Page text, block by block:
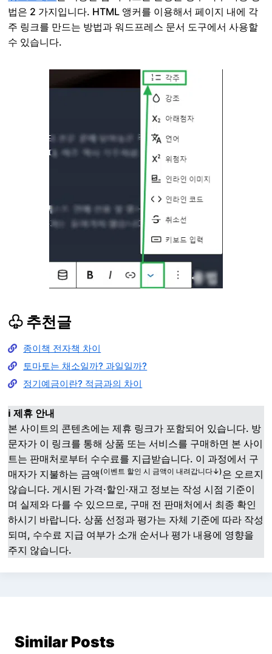
법은 2 가지입니다. HTML 앵커를 이용해서 페이지 내에 각
주 링크를 만드는 방법과 워드프레스 문서 도구에서 사용할
수 있습니다.
♧ 추천글
종이책 전자책 차이
토마토는 채소일까? 과일일까?
정기예금이란? 적금과의 차이
ℹ️ 제휴 안내
본 사이트의 콘텐츠에는 제휴 링크가 포함되어 있습니다. 방
문자가 이 링크를 통해 상품 또는 서비스를 구매하면 본 사이
트는 판매처로부터 수수료를 지급받습니다. 이 과정에서 구
매자가 지불하는 금액 (이벤트 할인 시 금액이 내려갑니다↓)은 오르지
않습니다. 게시된 가격·할인·재고 정보는 작성 시점 기준이
며 실제와 다를 수 있으므로, 구매 전 판매처에서 최종 확인
하시기 바랍니다. 상품 선정과 평가는 자체 기준에 따라 작성
되며, 수수료 지급 여부가 소개 순서나 평가 내용에 영향을
주지 않습니다.
Similar Posts